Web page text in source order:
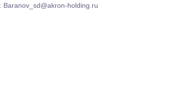
holding.ru